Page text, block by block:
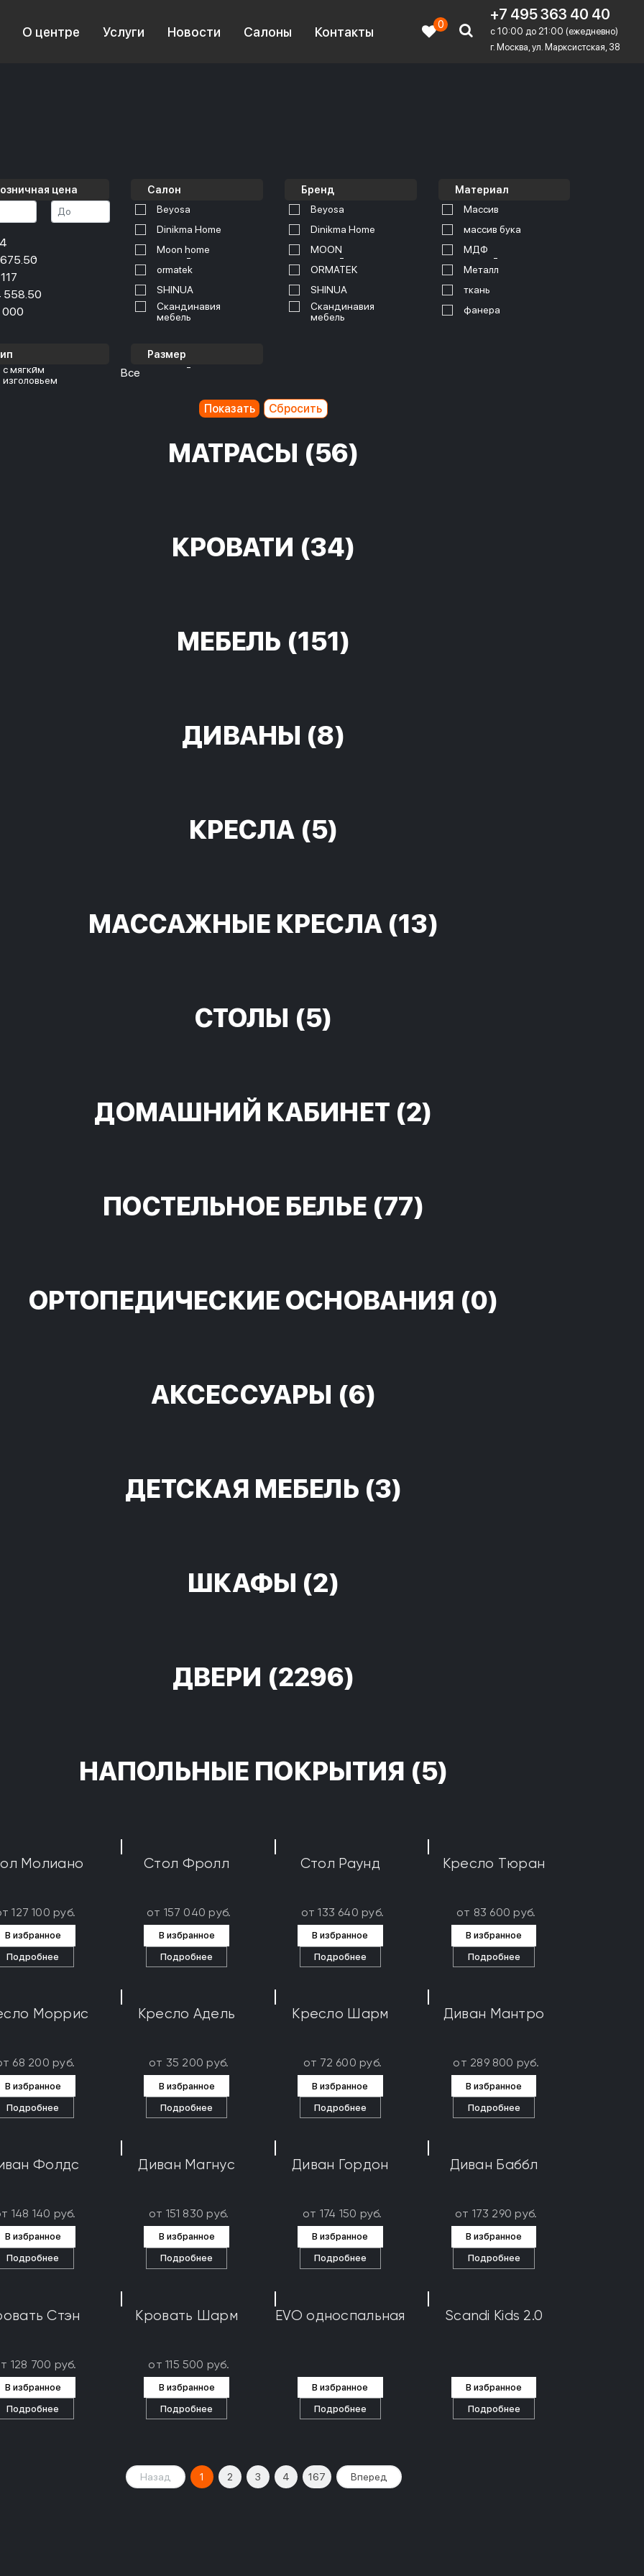
О центре Услуги Новости Салоны Контакты
0
+7 495 363 40 40
c 10:00 до 21:00 (ежедневно)
г. Москва, ул. Марксистская, 38
цена Салон
Beyosa
Dinikma Home
Moon home
ormatek
SHINUA
Скандинавия
мебель
Бренд
Beyosa
Dinikma Home
MOON
ORMATEK
SHINUA
Скандинавия
мебель
Материал
Массив
массив бука
МДФ
Металл
ткань
фанера
с мягким
изголовьем
Размер
Все
МАТРАСЫ (56)
КРОВАТИ (34)
МЕБЕЛЬ (151)
ДИВАНЫ (8)
КРЕСЛА (5)
МАССАЖНЫЕ КРЕСЛА (13)
СТОЛЫ (5)
ДОМАШНИЙ КАБИНЕТ (2)
ПОСТЕЛЬНОЕ БЕЛЬЕ (77)
ОРТОПЕДИЧЕСКИЕ ОСНОВАНИЯ (0)
АКСЕССУАРЫ (6)
ДЕТСКАЯ МЕБЕЛЬ (3)
ШКАФЫ (2)
ДВЕРИ (2296)
НАПОЛЬНЫЕ ПОКРЫТИЯ (5)
Молиано
127 100 руб.
В избранное
Подробнее
Стол Фролл
от 157 040 руб.
В избранное
Подробнее
Стол Раунд
от 133 640 руб.
В избранное
Подробнее
Кресло Тюран
от 83 600 руб.
В избранное
Подробнее
Моррис
68 200 руб.
В избранное
Подробнее
Кресло Адель
от 35 200 руб.
В избранное
Подробнее
Кресло Шарм
от 72 600 руб.
В избранное
Подробнее
Диван Мантро
от 289 800 руб.
В избранное
Подробнее
Фолдс
148 140 руб.
В избранное
Подробнее
Диван Магнус
от 151 830 руб.
В избранное
Подробнее
Диван Гордон
от 174 150 руб.
В избранное
Подробнее
Диван Баббл
от 173 290 руб.
В избранное
Подробнее
Стэн
128 700 руб.
В избранное
Подробнее
Кровать Шарм
от 115 500 руб.
В избранное
Подробнее
EVO односпальная
В избранное
Подробнее
Scandi Kids 2.0
В избранное
Подробнее
Назад 1 2 3 4 167 Вперед